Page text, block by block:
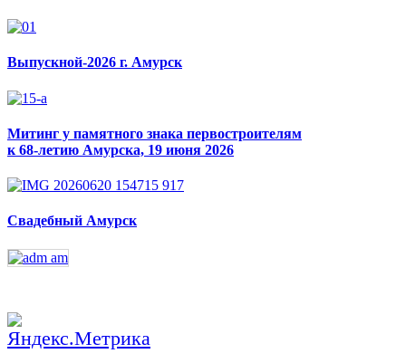
Выпускной-2026 г. Амурск
Митинг у памятного знака первостроителям
к 68-летию Амурска, 19 июня 2026
Свадебный Амурск